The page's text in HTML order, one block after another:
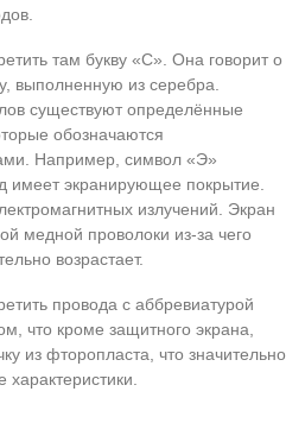
там букву «С». Она говорит о
выполненную из серебра.
существуют определённые
обозначаются
Например, символ «Э»
имеет экранирующее покрытие.
излучений. Экран
медной проволоки из-за чего
возрастает.
провода с аббревиатурой
что кроме защитного экрана,
из фторопласта, что значительно